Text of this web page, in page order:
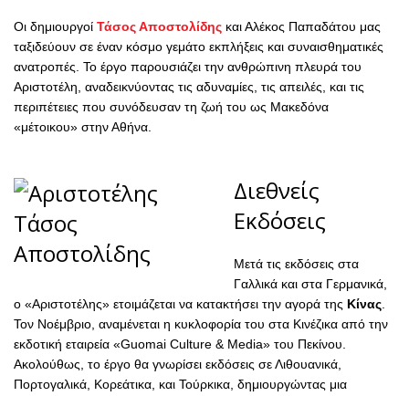
Οι δημιουργοί Τάσος Αποστολίδης και Αλέκος Παπαδάτου μας
ταξιδεύουν σε έναν κόσμο γεμάτο εκπλήξεις και συναισθηματικές
ανατροπές. Το έργο παρουσιάζει την ανθρώπινη πλευρά του
Αριστοτέλη, αναδεικνύοντας τις αδυναμίες, τις απειλές, και τις
περιπέτειες που συνόδευσαν τη ζωή του ως Μακεδόνα
«μέτοικου» στην Αθήνα.
Διεθνείς
Εκδόσεις
Μετά τις εκδόσεις στα
Γαλλικά και στα Γερμανικά,
ο «Αριστοτέλης» ετοιμάζεται να κατακτήσει την αγορά της Κίνας
Τον Νοέμβριο, αναμένεται η κυκλοφορία του στα Κινέζικα από την
εκδοτική εταιρεία «Guomai Culture & Media» του Πεκίνου.
Ακολούθως, το έργο θα γνωρίσει εκδόσεις σε Λιθουανικά,
Πορτογαλικά, Κορεάτικα, και Τούρκικα, δημιουργώντας μια